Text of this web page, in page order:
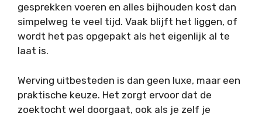
gesprekken voeren en alles bijhouden kost dan
simpelweg te veel tijd. Vaak blijft het liggen, of
wordt het pas opgepakt als het eigenlijk al te
laat is.
Werving uitbesteden is dan geen luxe, maar een
praktische keuze. Het zorgt ervoor dat de
zoektocht wel doorgaat, ook als je zelf je